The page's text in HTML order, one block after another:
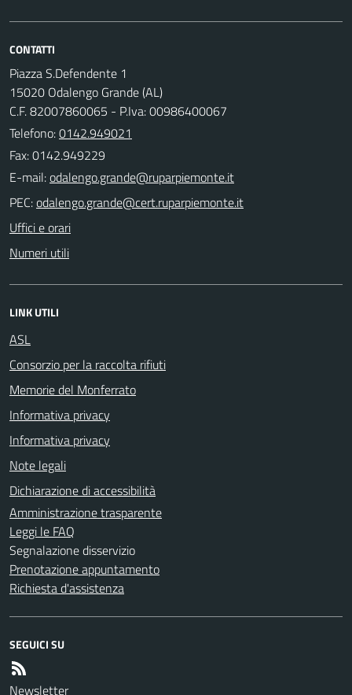
CONTATTI
Piazza S.Defendente 1
15020 Odalengo Grande (AL)
C.F. 82007860065 - P.Iva: 00986400067
Telefono:0142.949021
Fax: 0142.949229
E-mail:
PEC:
Uffici e orari
Numeri utili
LINK UTILI
ASL
Consorzio per la raccolta rifiuti
Memorie del Monferrato
Informativa privacy
Informativa privacy
Note legali
Dichiarazione di accessibilità
Amministrazione trasparente
Leggi le FAQ
Segnalazione disservizio
Prenotazione appuntamento
Richiesta d'assistenza
SEGUICI SU
Newsletter